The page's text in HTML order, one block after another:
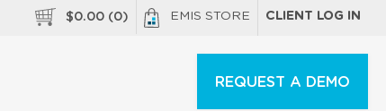
$0.00 (0) EMIS STORE CLIENT LOG IN
REQUEST A DEMO